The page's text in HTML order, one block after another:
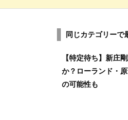
同じカテゴリーで
【特定待ち】新庄
か？ローランド・
の可能性も